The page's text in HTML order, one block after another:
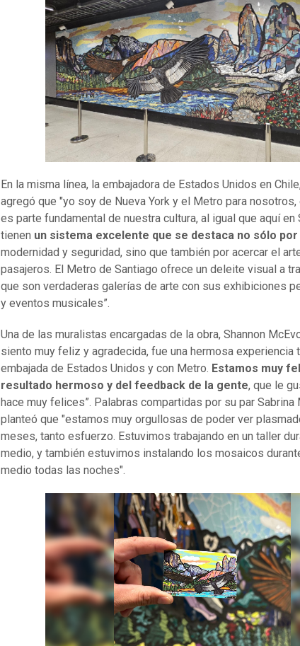
En la misma línea, la embajadora de Estados Unidos en
agregó que "yo soy de Nueva York y el Metro para
es parte fundamental de nuestra cultura, al igual que aquí en
tienen un sistema excelente que se destaca no sólo
modernidad y seguridad, sino que también por acercar el
pasajeros. El Metro de Santiago ofrece un deleite visual a
que son verdaderas galerías de arte con sus exhibiciones
y eventos musicales”.
Una de las muralistas encargadas de la obra, Shannon
siento muy feliz y agradecida, fue una hermosa experiencia
embajada de Estados Unidos y con Metro. Estamos muy
resultado hermoso y del feedback de la gente, que le
hace muy felices”. Palabras compartidas por su par Sabrina
planteó que "estamos muy orgullosas de poder ver
meses, tanto esfuerzo. Estuvimos trabajando en un taller
medio, y también estuvimos instalando los mosaicos
medio todas las noches".